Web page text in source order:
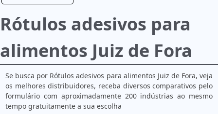
Rótulos adesivos para
alimentos Juiz de Fora
Se busca por Rótulos adesivos para alimentos Juiz de Fora, veja
os melhores distribuidores, receba diversos comparativos pelo
formulário com aproximadamente 200 indústrias ao mesmo
tempo gratuitamente a sua escolha